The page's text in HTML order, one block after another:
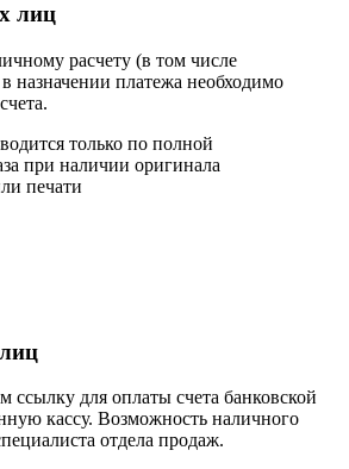
лиц
расчету (в том числе
назначении платежа необходимо
только по полной
при наличии оригинала
печати
для оплаты счета банковской
кассу. Возможность наличного
отдела продаж.